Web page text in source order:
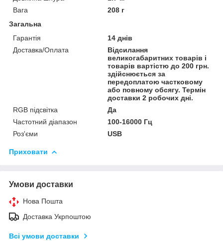
Вага
208 г
Загальна
Гарантія
14 днів
Доставка/Оплата
Відсилання
великогабаритних товарів і
товарів вартістю до 200 грн.
здійснюється за
передоплатою частковому
або повному обсягу. Термін
доставки 2 робочих дні.
RGB підсвітка
Да
Частотний діапазон
100-16000 Гц
Роз'єми
USВ
Приховати
Умови доставки
Нова Пошта
Доставка Укрпоштою
Всі умови доставки